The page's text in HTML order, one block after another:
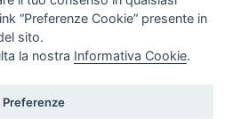
SAN GIOVANNI (CS)
“Preferenze Cookie” presente in
sito.
la nostra Informativa Cookie.
Preferenze